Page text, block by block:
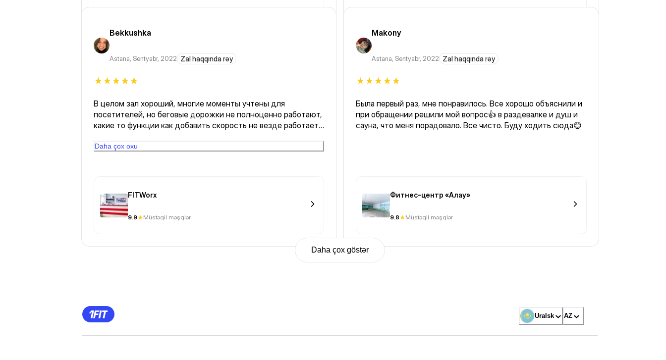
Bekkushka
Astana, Sentyabr, 2022 Zal haqqında rəy
В целом зал хороший, многие моменты учтены для
посетителей, но беговые дорожки не полноценно работают,
какие то функции как добавить скорость не везде работает
Daha çox oxu
FITWorx
9.9 Müstəqil məşqlər
Makony
Astana, Sentyabr, 2022 Zal haqqında rəy
Была первый раз, мне понравилось. Все хорошо объяснили и
при обращении решили мой вопрос👍 в раздевалке и душ и
сауна, что меня порадовало. Все чисто. Буду ходить сюда😊
Фитнес-центр «Алау»
9.8 Müstəqil məşqlər
Daha çox göstər
Page
4 Page
Uralsk AZ